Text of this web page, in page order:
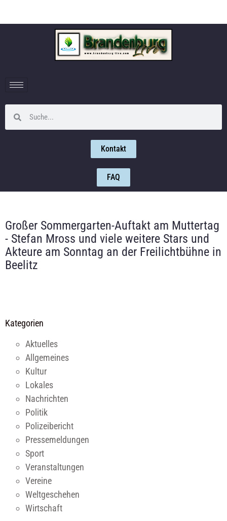
Kontakt
FAQ
Großer Sommergarten-Auftakt am Muttertag
- Stefan Mross und viele weitere Stars und
Akteure am Sonntag an der Freilichtbühne in
Beelitz
Kategorien
Aktuelles
Allgemeines
Kultur
Lokales
Nachrichten
Politik
Polizeibericht
Pressemeldungen
Sport
Veranstaltungen
Vereine
Weltgeschehen
Wirtschaft